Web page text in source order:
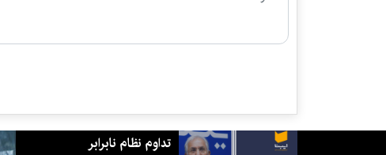
تداوم نظام نابرابر